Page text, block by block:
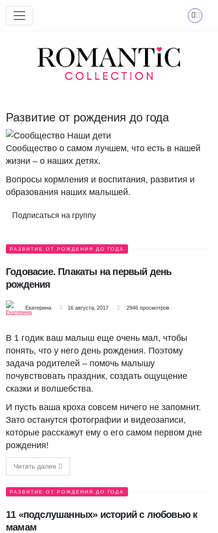
Перейти к основному содержанию
Развитие от рождения до года
Сообщество о самом лучшем, что есть в нашей
жизни – о наших детях.
Вопросы кормления и воспитания, развития и
образования наших малышей.
Подписаться на группу
РАЗВИТИЕ ОТ РОЖДЕНИЯ ДО ГОДА
Годовасие. Плакаты на первый день
рождения
Екатерина 16 августа, 2017 2946 просмотров
В 1 годик ваш малыш еще очень мал, чтобы
понять, что у него день рождения. Поэтому
задача родителей – помочь малышу
почувствовать праздник, создать ощущение
сказки и волшебства.
И пусть ваша кроха совсем ничего не запомнит.
Зато останутся фотографии и видеозаписи,
которые расскажут ему о его самом первом дне
рождения!
Читать далее
РАЗВИТИЕ ОТ РОЖДЕНИЯ ДО ГОДА
11 «подслушанных» историй с любовью к
мамам